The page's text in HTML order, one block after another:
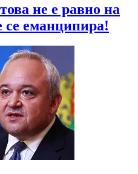
не е равно на
еманципира!